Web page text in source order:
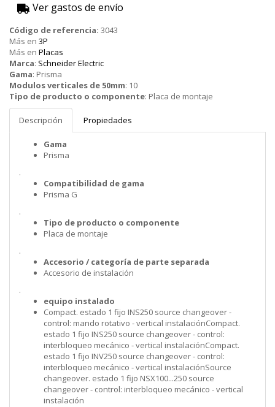
Ver gastos de envío
Código de referencia: 3043
Más en 3P
Más en Placas
Marca: Schneider Electric
Gama: Prisma
Modulos verticales de 50mm: 10
Tipo de producto o componente: Placa de montaje
Descripción Propiedades
Gama
Prisma
.
Compatibilidad de gama
Prisma G
.
Tipo de producto o componente
Placa de montaje
.
Accesorio / categoría de parte separada
Accesorio de instalación
.
equipo instalado
Compact. estado 1 fijo INS250 source changeover -
control: mando rotativo - vertical instalaciónCompact.
estado 1 fijo INS250 source changeover - control:
interbloqueo mecánico - vertical instalaciónCompact.
estado 1 fijo INV250 source changeover - control:
interbloqueo mecánico - vertical instalaciónSource
changeover. estado 1 fijo NSX100...250 source
changeover - control: interbloqueo mecánico - vertical
instalación